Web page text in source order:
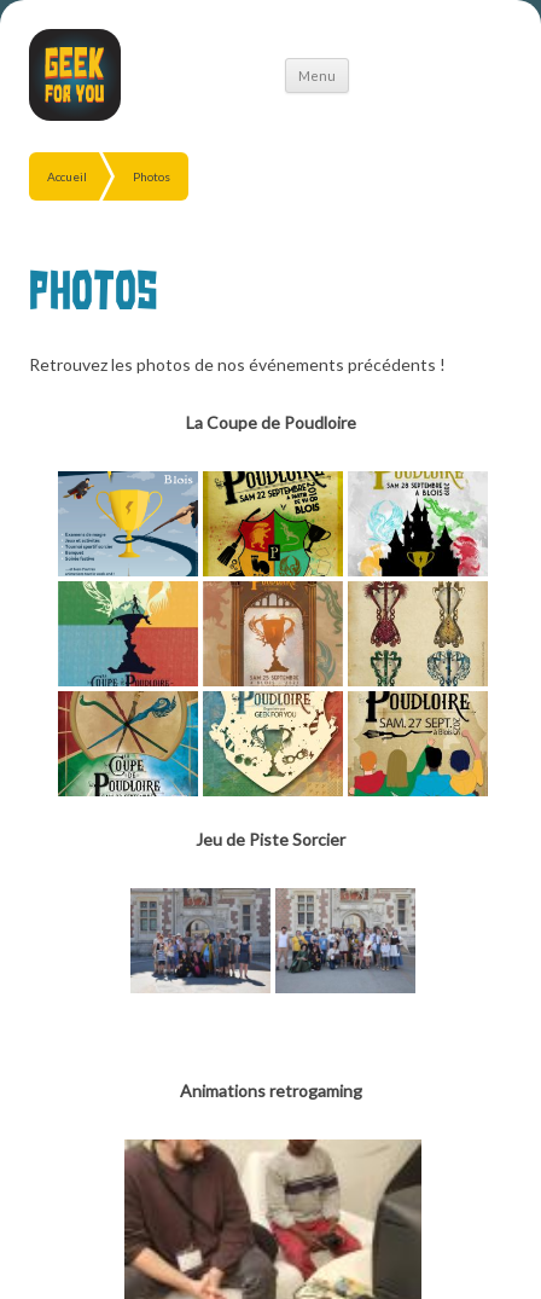
Menu
Aller
Accueil Photos
Photos
Retrouvez les photos de nos événements précédents !
La Coupe de Poudloire
Jeu de Piste Sorcier
Animations retrogaming